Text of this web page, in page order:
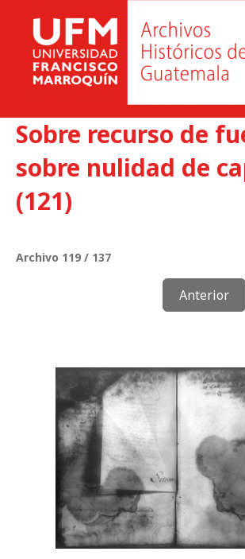
Sobre recurso de
sobre nulidad de
(121)
Archivo 119 / 137
Anterior